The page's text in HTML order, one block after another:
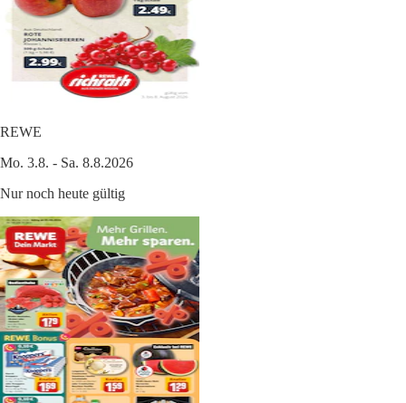
REWE
Mo. 3.8. - Sa. 8.8.2026
Nur noch heute gültig